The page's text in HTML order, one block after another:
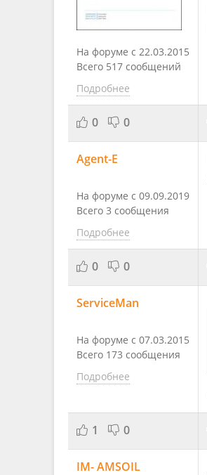
На форуме с 22.03.2015
Всего 517 сообщений
Подробнее
0 0
Agent-E
На форуме с 09.09.2019
Всего 3 сообщения
Подробнее
0 0
ServiceMan
На форуме с 07.03.2015
Всего 173 сообщения
Подробнее
1 0
IM- AMSOIL